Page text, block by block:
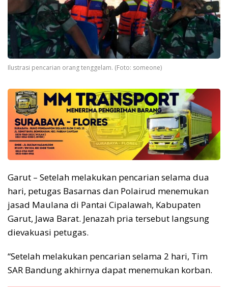
Ilustrasi pencarian orang tenggelam. (Foto: someone)
Garut – Setelah melakukan pencarian selama dua
hari, petugas Basarnas dan Polairud menemukan
jasad Maulana di Pantai Cipalawah, Kabupaten
Garut, Jawa Barat. Jenazah pria tersebut langsung
dievakuasi petugas.
“Setelah melakukan pencarian selama 2 hari, Tim
SAR Bandung akhirnya dapat menemukan korban.